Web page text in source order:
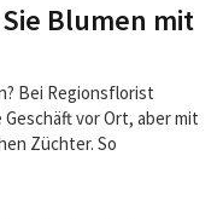
Blumen mit
Bei Regionsflorist
vor Ort, aber mit
Züchter. So